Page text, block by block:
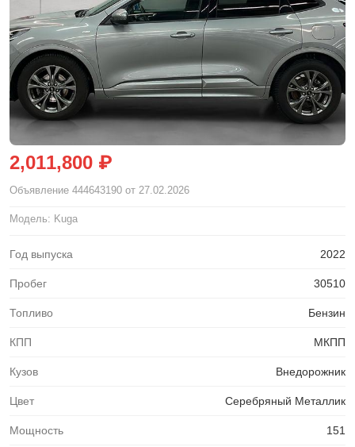
2,011,800 ₽
Объявление 444643190 от 27.02.2026
Модель: Kuga
Год выпуска 2022
Пробег 30510
Топливо Бензин
КПП МКПП
Кузов Внедорожник
Цвет Серебряный Металлик
Мощность 151